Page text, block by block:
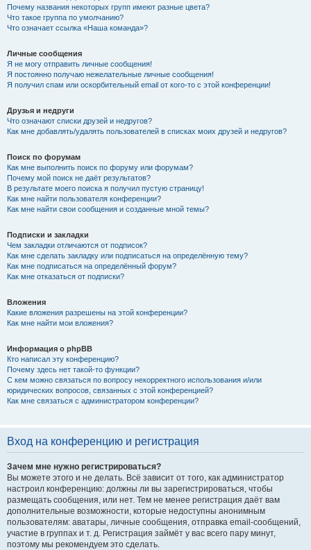
Почему названия некоторых групп имеют разные цвета?
Что такое группа по умолчанию?
Что означает ссылка «Наша команда»?
Личные сообщения
Я не могу отправить личные сообщения!
Я постоянно получаю нежелательные личные сообщения!
Я получил спам или оскорбительный email от кого-то с этой конференции!
Друзья и недруги
Что означают списки друзей и недругов?
Как мне добавлять/удалять пользователей в списках моих друзей и недругов?
Поиск по форумам
Как мне выполнить поиск по форуму или форумам?
Почему мой поиск не даёт результатов?
В результате моего поиска я получил пустую страницу!
Как мне найти пользователя конференции?
Как мне найти свои сообщения и созданные мной темы?
Подписки и закладки
Чем закладки отличаются от подписок?
Как мне сделать закладку или подписаться на определённую тему?
Как мне подписаться на определённый форум?
Как мне отказаться от подписки?
Вложения
Какие вложения разрешены на этой конференции?
Как мне найти мои вложения?
Информация о phpBB
Кто написал эту конференцию?
Почему здесь нет такой-то функции?
С кем можно связаться по вопросу некорректного использования и/или
юридических вопросов, связанных с этой конференцией?
Как мне связаться с администратором конференции?
Вход на конференцию и регистрация
Зачем мне нужно регистрироваться?
Вы можете этого и не делать. Всё зависит от того, как администратор
настроил конференцию: должны ли вы зарегистрироваться, чтобы
размещать сообщения, или нет. Тем не менее регистрация даёт вам
дополнительные возможности, которые недоступны анонимным
пользователям: аватары, личные сообщения, отправка email-сообщений,
участие в группах и т. д. Регистрация займёт у вас всего пару минут,
поэтому мы рекомендуем это сделать.